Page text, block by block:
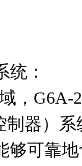
统：
制器）
够可靠